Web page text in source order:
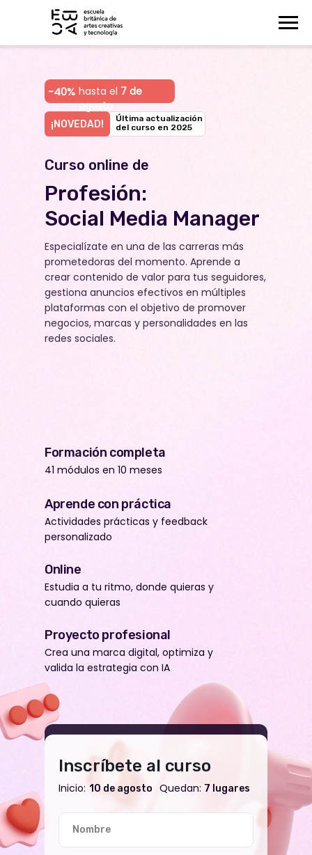
Especialízate en una de las carreras más
prometedoras del momento. Aprende a
crear contenido de valor para tus seguidores,
gestiona anuncios efectivos en múltiples
plataformas con el objetivo de promover
negocios, marcas y personalidades en las
redes sociales.
Curso online de
Profesión:
Social Media Manager
Inscríbete al curso
Nombre
Inicio: Quedan:
10 de agosto 7 lugares
Formación completa
41 módulos en 10 meses
Online
Estudia a tu ritmo, donde quieras y
cuando quieras
Aprende con práctica
Actividades prácticas y feedback
personalizado
Proyecto profesional
Crea una marca digital, optimiza y
valida la estrategia con IA
¡NOVEDAD!
Última actualización
del curso en 2025
-40% hasta el 7 de
agosto